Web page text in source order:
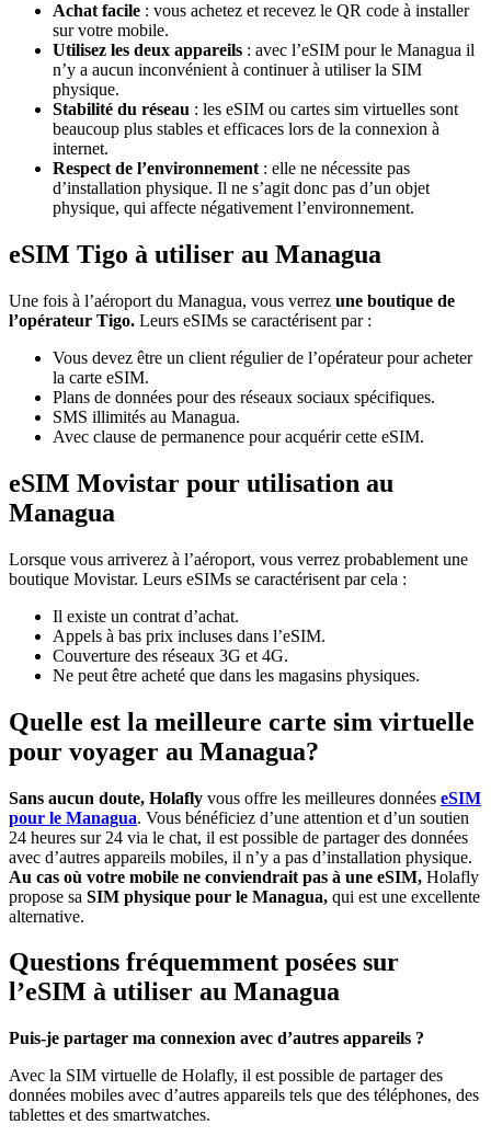
Achat facile : vous achetez et recevez le QR code à installer
sur votre mobile.
Utilisez les deux appareils : avec l’eSIM pour le Managua il
n’y a aucun inconvénient à continuer à utiliser la SIM
physique.
Stabilité du réseau : les eSIM ou cartes sim virtuelles sont
beaucoup plus stables et efficaces lors de la connexion à
internet.
Respect de l’environnement : elle ne nécessite pas
d’installation physique. Il ne s’agit donc pas d’un objet
physique, qui affecte négativement l’environnement.
eSIM Tigo à utiliser au Managua
Une fois à l’aéroport du Managua, vous verrez une boutique de
l’opérateur Tigo. Leurs eSIMs se caractérisent par :
Vous devez être un client régulier de l’opérateur pour acheter
la carte eSIM.
Plans de données pour des réseaux sociaux spécifiques.
SMS illimités au Managua.
Avec clause de permanence pour acquérir cette eSIM.
eSIM Movistar pour utilisation au
Managua
Lorsque vous arriverez à l’aéroport, vous verrez probablement une
boutique Movistar. Leurs eSIMs se caractérisent par cela :
Il existe un contrat d’achat.
Appels à bas prix incluses dans l’eSIM.
Couverture des réseaux 3G et 4G.
Ne peut être acheté que dans les magasins physiques.
Quelle est la meilleure carte sim virtuelle
pour voyager au Managua?
Sans aucun doute, Holafly vous offre les meilleures données eSIM
pour le Managua. Vous bénéficiez d’une attention et d’un soutien
24 heures sur 24 via le chat, il est possible de partager des données
avec d’autres appareils mobiles, il n’y a pas d’installation physique.
Au cas où votre mobile ne conviendrait pas à une eSIM, Holafly
propose sa SIM physique pour le Managua, qui est une excellente
alternative.
Questions fréquemment posées sur
l’eSIM à utiliser au Managua
Puis-je partager ma connexion avec d’autres appareils ?
Avec la SIM virtuelle de Holafly, il est possible de partager des
données mobiles avec d’autres appareils tels que des téléphones, des
tablettes et des smartwatches.